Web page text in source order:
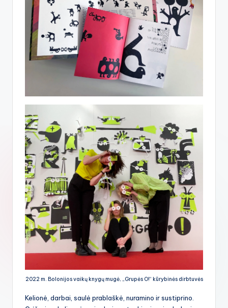
2022 m. Bolonijos vaikų knygų mugė, „Grupės O!“ kūrybinės dirbtuvės
Kelionė, darbai, saulė prablaškė, nuramino ir sustiprino.